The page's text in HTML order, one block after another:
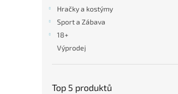
Hračky a kostýmy
Sport a Zábava
18+
Výprodej
Top 5 produktů